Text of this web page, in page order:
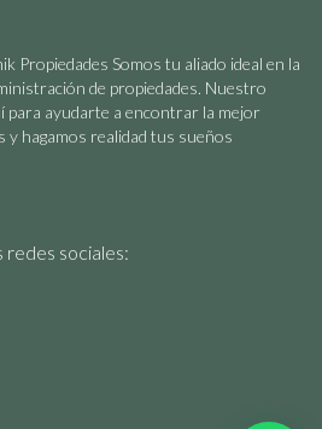
Propiedades Somos tu aliado ideal en la
de propiedades. Nuestro
para ayudarte a encontrar la mejor
y hagamos realidad tus sueños
redes sociales: